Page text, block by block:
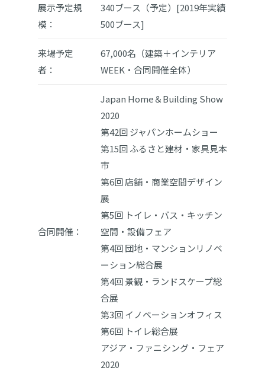
展示予定規
模：
340ブース（予定）[2019年実績
500ブース]
来場予定
者：
67,000名（建築＋インテリア
WEEK・合同開催全体）
合同開催：
Japan Home＆Building Show
2020
第42回 ジャパンホームショー
第15回 ふるさと建材・家具見本
市
第6回 店舗・商業空間デザイン
展
第5回 トイレ・バス・キッチン
空間・設備フェア
第4回 団地・マンションリノベ
ーション総合展
第4回 景観・ランドスケープ総
合展
第3回 イノベーションオフィス
第6回 トイレ総合展
アジア・ファニシング・フェア
2020